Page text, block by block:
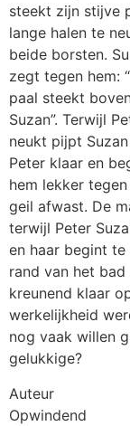
steekt zijn stijve
lange halen te
beide borsten.
zegt tegen hem:
paal steekt
Suzan”. Terwijl
neukt pijpt
Peter klaar en
hem lekker
geil afwast. De
terwijl Peter
en haar begint
rand van het
kreunend klaar
werkelijkheid
nog vaak willen
gelukkige?
Auteur
Opwindend